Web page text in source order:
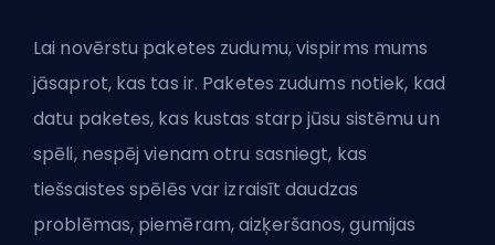
Lai novērstu paketes zudumu, vispirms mums
jāsaprot, kas tas ir. Paketes zudums notiek, kad
datu paketes, kas kustas starp jūsu sistēmu un
spēli, nespēj vienam otru sasniegt, kas
tiešsaistes spēlēs var izraisīt daudzas
problēmas, piemēram, aizķeršanos, gumijas